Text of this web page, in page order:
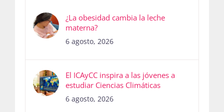
¿La obesidad cambia la leche
materna?
6 agosto, 2026
El ICAyCC inspira a las jóvenes a
estudiar Ciencias Climáticas
6 agosto, 2026